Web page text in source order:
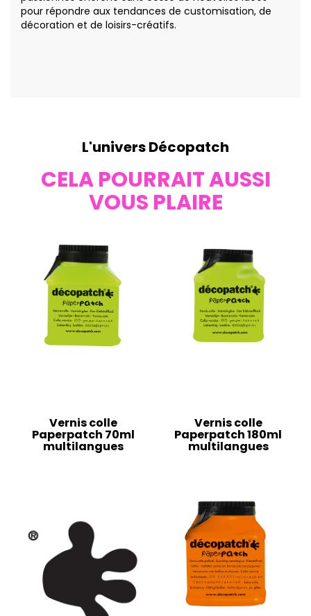
pour répondre aux tendances de customisation, de
décoration et de loisirs-créatifs.
L'univers Décopatch
CELA POURRAIT AUSSI
VOUS PLAIRE
Vernis colle
Paperpatch 70ml
multilangues
Vernis colle
Paperpatch 180ml
multilangues